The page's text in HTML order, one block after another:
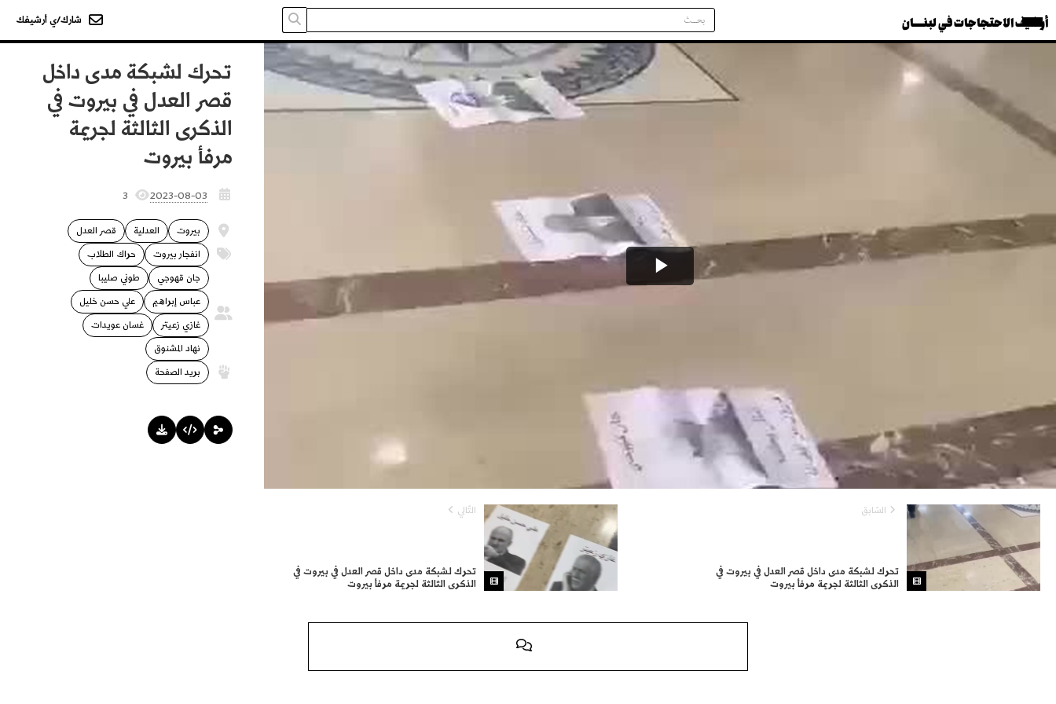
أرشيف الاحتجاجات في لبنــــان شارك/ي أرشيفك
تحرك لشبكة مدى داخل
قصر العدل في بيروت في
الذكرى الثالثة لجريمة
مرفأ بيروت
2023-08-03
3
العدلية بيروت
قصر العدل
انفجار بيروت
حراك الطلاب
جان قهوجي
طوني صليبا
عباس إبراهيم
علي حسن خليل
غازي زعيتر
غسان عويدات
نهاد المشنوق
بريد الصفحة
السّابق
تحرك لشبكة مدى داخل قصر العدل في بيروت في
الذكرى الثالثة لجريمة مرفأ بيروت
التّالي
تحرك لشبكة مدى داخل قصر العدل في بيروت في
الذكرى الثالثة لجريمة مرفأ بيروت